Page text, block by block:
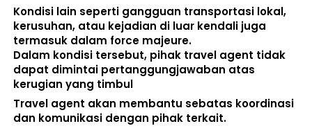
Kondisi lain seperti gangguan transportasi lokal,
kerusuhan, atau kejadian di luar kendali juga
termasuk dalam force majeure.
Dalam kondisi tersebut, pihak travel agent tidak
dapat dimintai pertanggungjawaban atas
kerugian yang timbul
Travel agent akan membantu sebatas koordinasi
dan komunikasi dengan pihak terkait.